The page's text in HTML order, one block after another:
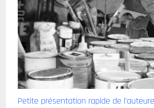
Petite présentation rapide de